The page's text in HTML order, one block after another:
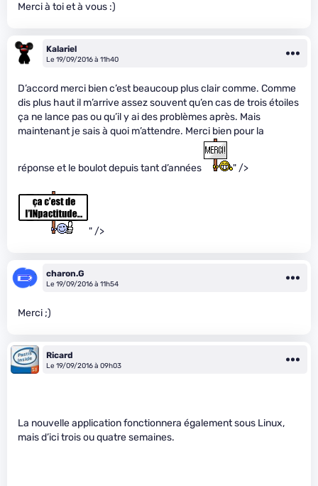
Merci à toi et à vous :)
Kalariel
Le 19/09/2016 à 11h40
D’accord merci bien c’est beaucoup plus clair comme. Comme
dis plus haut il m’arrive assez souvent qu’en cas de trois étoiles
ça ne lance pas ou qu’il y ai des problèmes après. Mais
maintenant je sais à quoi m’attendre. Merci bien pour la
réponse et le boulot depuis tant d’années " />
" />
charon.G
Le 19/09/2016 à 11h54
Merci ;)
Ricard
Le 19/09/2016 à 09h03
La nouvelle application fonctionnera également sous Linux,
mais d’ici trois ou quatre semaines.